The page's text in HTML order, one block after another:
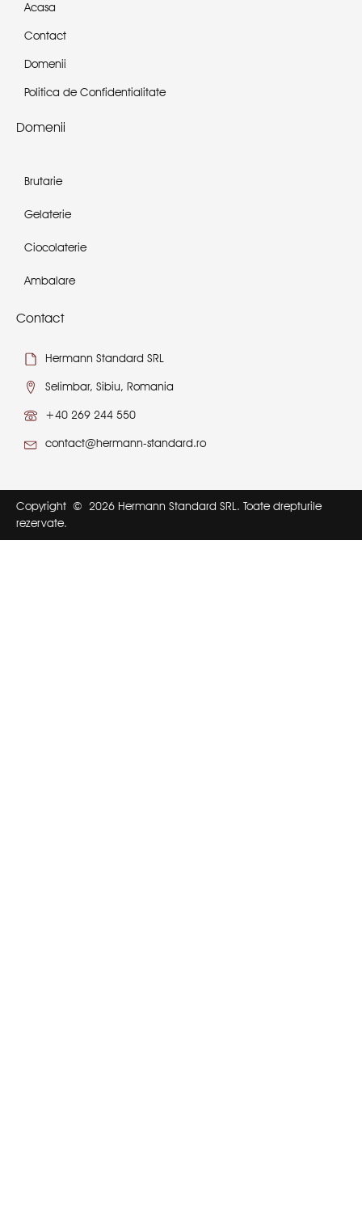
Acasa
Contact
Domenii
Politica de Confidentialitate
Domenii
Brutarie
Gelaterie
Ciocolaterie
Ambalare
Contact
Hermann Standard SRL
Selimbar, Sibiu, Romania
+40 269 244 550
contact@hermann-standard.ro
Copyright © 2026 Hermann Standard SRL. Toate drepturile
rezervate.